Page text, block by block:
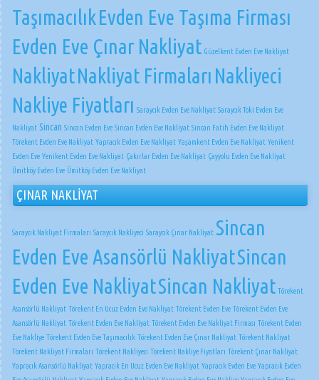
TaşımacılıkEvden Eve Taşıma Firması
Evden Eve Çınar Nakliyat Güzelkent Evden Eve Nakliyat
NakliyatNakliyat Firmaları Nakliyeci
Nakliye Fiyatları Saraycık Evden Eve Nakliyat Saraycık Toki Evden Eve
Nakliyat Sincan Sincan Evden Eve Sincan Evden Eve Nakliyat Sincan Fatih Evden Eve Nakliyat
Törekent Evden Eve Nakliyat Yapracık Evden Eve Nakliyat Yaşamkent Evden Eve Nakliyat Yenikent
Evden Eve Yenikent Evden Eve Nakliyat Çakırlar Evden Eve Nakliyat Çayyolu Evden Eve Nakliyat
Ümitköy Evden Eve Ümitköy Evden Eve Nakliyat
ÇINAR NAKLİYAT
Saraycık Nakliyat Firmaları Saraycık Nakliyeci Saraycık Çınar Nakliyat Sincan
Evden Eve Asansörlü NakliyatSincan
Evden Eve NakliyatSincan Nakliyat Törekent
Asansörlü Nakliyat Törekent En Ucuz Evden Eve Nakliyat Törekent Evden Eve Törekent Evden Eve
Asansörlü Nakliyat Törekent Evden Eve Nakliyat Törekent Evden Eve Nakliyat Firması Törekent Evden
Eve Nakliye Törekent Evden Eve Taşımacılık Törekent Evden Eve Çınar Nakliyat Törekent Nakliyat
Törekent Nakliyat Firmaları Törekent Nakliyeci Törekent Nakliye Fiyatları Törekent Çınar Nakliyat
Yapracık Asansörlü Nakliyat Yapracık En Ucuz Evden Eve Nakliyat Yapracık Evden Eve Yapracık Evden